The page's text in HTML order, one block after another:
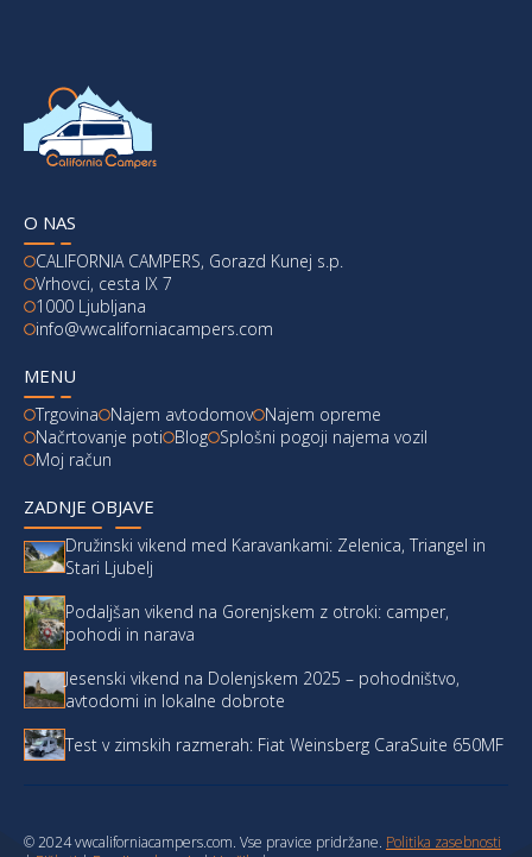
O NAS
CALIFORNIA CAMPERS, Gorazd Kunej s.p.
Vrhovci, cesta IX 7
1000 Ljubljana
info@vwcaliforniacampers.com
MENU
Trgovina Najem avtodomov Najem opreme
Načrtovanje poti
Blog Splošni pogoji najema vozil
Moj račun
ZADNJE OBJAVE
Družinski vikend med Karavankami: Zelenica, Triangel in
Stari Ljubelj
Podaljšan vikend na Gorenjskem z otroki: camper,
pohodi in narava
Jesenski vikend na Dolenjskem 2025 – pohodništvo,
avtodomi in lokalne dobrote
Test v zimskih razmerah: Fiat Weinsberg CaraSuite 650MF
© 2024 vwcaliforniacampers.com. Vse pravice pridržane. Politika zasebnosti